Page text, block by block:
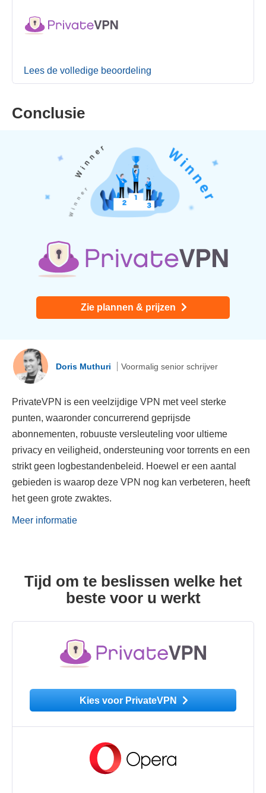
Lees de volledige beoordeling
Conclusie
Zie plannen & prijzen
Doris Muthuri Voormalig senior schrijver
PrivateVPN is een veelzijdige VPN met veel sterke
punten, waaronder concurrerend geprijsde
abonnementen, robuuste versleuteling voor ultieme
privacy en veiligheid, ondersteuning voor torrents en een
strikt geen logbestandenbeleid. Hoewel er een aantal
gebieden is waarop deze VPN nog kan verbeteren, heeft
het geen grote zwaktes.
Meer informatie
Tijd om te beslissen welke het
beste voor u werkt
Kies voor PrivateVPN